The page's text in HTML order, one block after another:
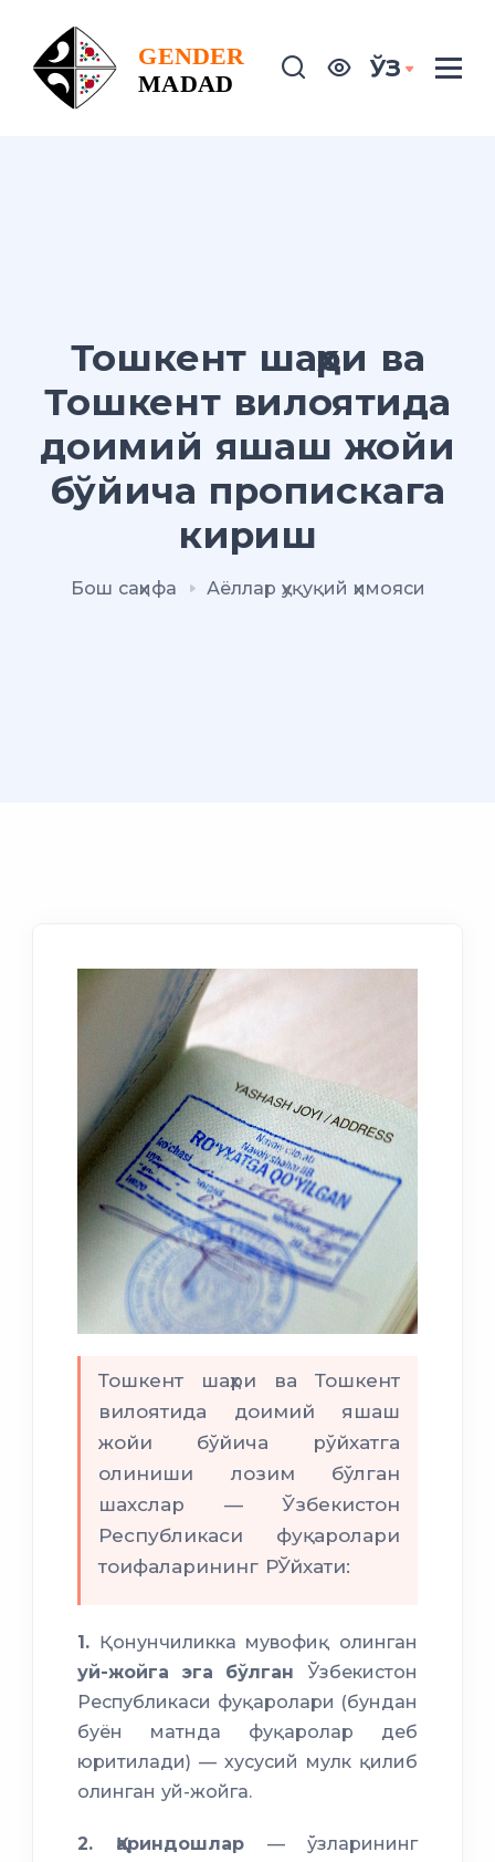
ЎЗ
Тошкент шаҳри ва
Тошкент вилоятида
доимий яшаш жойи
бўйича пропискага
кириш
Бош саҳифа Аёллар ҳуқуқий ҳимояси
Тошкент шаҳри ва Тошкент
вилоятида доимий яшаш
жойи бўйича рўйхатга
олиниши лозим бўлган
шахслар — Ўзбекистон
Республикаси фуқаролари
тоифаларининг РЎйхати:
1. Қонунчиликка мувофиқ олинган
уй-жойга эга бўлган Ўзбекистон
Республикаси фуқаролари (бундан
буён матнда фуқаролар деб
юритилади) — хусусий мулк қилиб
олинган уй-жойга.
2. Қариндошлар — ўзларининг